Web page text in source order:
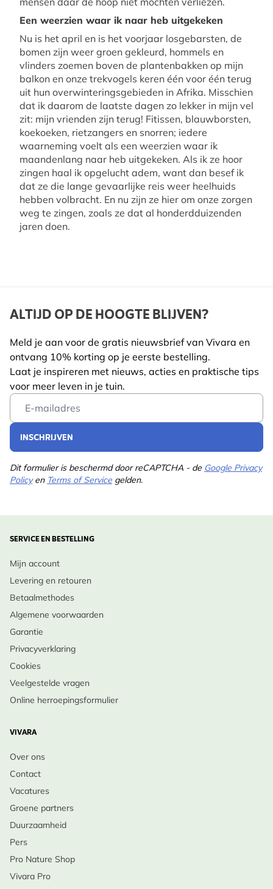
Een weerzien waar ik naar heb uitgekeken
Nu is het april en is het voorjaar losgebarsten, de
bomen zijn weer groen gekleurd, hommels en
vlinders zoemen boven de plantenbakken op mijn
balkon en onze trekvogels keren één voor één terug
uit hun overwinteringsgebieden in Afrika. Misschien
dat ik daarom de laatste dagen zo lekker in mijn vel
zit: mijn vrienden zijn terug! Fitissen, blauwborsten,
koekoeken, rietzangers en snorren; iedere
waarneming voelt als een weerzien waar ik
maandenlang naar heb uitgekeken. Als ik ze hoor
zingen haal ik opgelucht adem, want dan besef ik
dat ze die lange gevaarlijke reis weer heelhuids
hebben volbracht. En nu zijn ze hier om onze zorgen
weg te zingen, zoals ze dat al honderdduizenden
jaren doen.
ALTIJD OP DE HOOGTE BLIJVEN?
Meld je aan voor de gratis nieuwsbrief van Vivara en
ontvang 10% korting op je eerste bestelling.
Laat je inspireren met nieuws, acties en praktische tips
voor meer leven in je tuin.
Email Address
INSCHRIJVEN
Dit formulier is beschermd door reCAPTCHA - de Google Privacy
Policyen Terms of Service gelden.
SERVICE EN BESTELLING
Mijn account
Levering en retouren
Betaalmethodes
Algemene voorwaarden
Garantie
Privacyverklaring
Cookies
Veelgestelde vragen
Online herroepingsformulier
VIVARA
Over ons
Contact
Vacatures
Groene partners
Duurzaamheid
Pers
Pro Nature Shop
Vivara Pro